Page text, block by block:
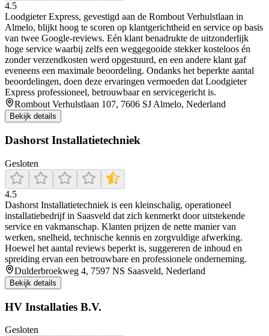
4.5
Loodgieter Express, gevestigd aan de Rombout Verhulstlaan in
Almelo, blijkt hoog te scoren op klantgerichtheid en service op basis
van twee Google-reviews. Eén klant benadrukte de uitzonderlijk
hoge service waarbij zelfs een weggegooide stekker kosteloos én
zonder verzendkosten werd opgestuurd, en een andere klant gaf
eveneens een maximale beoordeling. Ondanks het beperkte aantal
beoordelingen, doen deze ervaringen vermoeden dat Loodgieter
Express professioneel, betrouwbaar en servicegericht is.
Rombout Verhulstlaan 107, 7606 SJ Almelo, Nederland
Bekijk details
Dashorst Installatietechniek
Gesloten
4.5
Dashorst Installatietechniek is een kleinschalig, operationeel
installatiebedrijf in Saasveld dat zich kenmerkt door uitstekende
service en vakmanschap. Klanten prijzen de nette manier van
werken, snelheid, technische kennis en zorgvuldige afwerking.
Hoewel het aantal reviews beperkt is, suggereren de inhoud en
spreiding ervan een betrouwbare en professionele onderneming.
Dulderbroekweg 4, 7597 NS Saasveld, Nederland
Bekijk details
HV Installaties B.V.
Gesloten